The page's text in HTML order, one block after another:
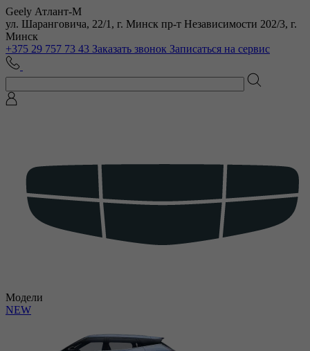
Geely Атлант-М
ул. Шаранговича, 22/1, г. Минск пр-т Независимости 202/3, г.
Минск
+375 29 757 73 43 Заказать звонок Записаться на сервис
Модели
NEW